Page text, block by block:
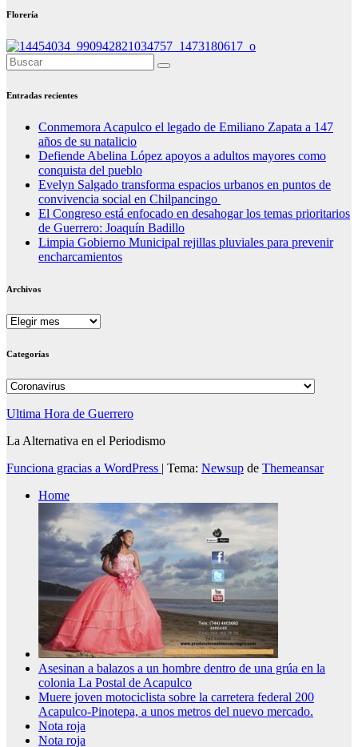
Florería
Entradas recientes
Conmemora Acapulco el legado de Emiliano Zapata a 147
años de su natalicio
Defiende Abelina López apoyos a adultos mayores como
conquista del pueblo
Evelyn Salgado transforma espacios urbanos en puntos de
convivencia social en Chilpancingo
El Congreso está enfocado en desahogar los temas prioritarios
de Guerrero: Joaquín Badillo
Limpia Gobierno Municipal rejillas pluviales para prevenir
encharcamientos
Archivos
Archivos
Categorías
Categorías
Ultima Hora de Guerrero
La Alternativa en el Periodismo
Funciona gracias a WordPress | Tema: Newsup de Themeansar
Home
Asesinan a balazos a un hombre dentro de una grúa en la
colonia La Postal de Acapulco
Muere joven motociclista sobre la carretera federal 200
Acapulco-Pinotepa, a unos metros del nuevo mercado.
Nota roja
Nota roja